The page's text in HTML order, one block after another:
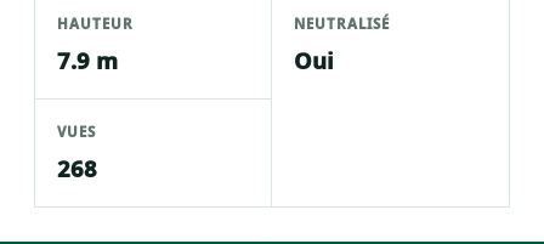
HAUTEUR
7.9 m
NEUTRALISÉ
Oui
VUES
268